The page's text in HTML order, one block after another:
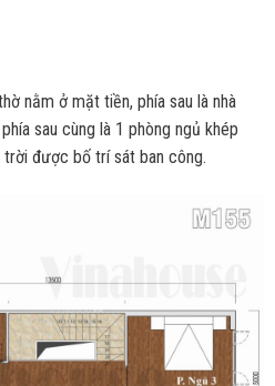
nằm ở mặt tiền, phía sau là nhà
sau cùng là 1 phòng ngủ khép
được bố trí sát ban công.